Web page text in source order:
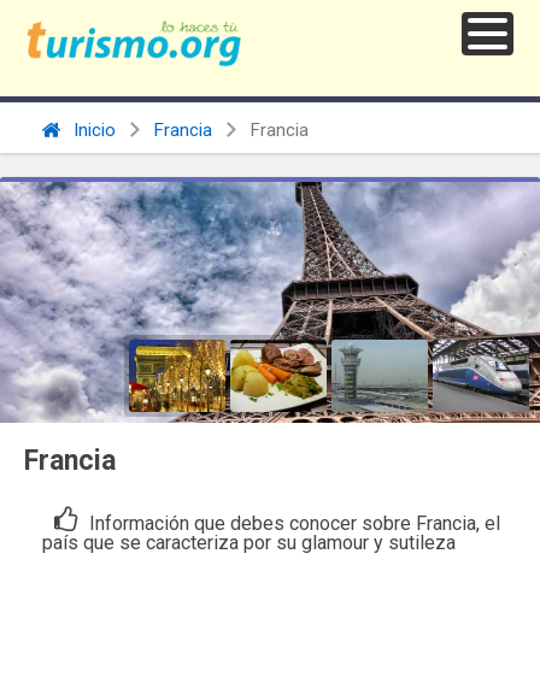
Inicio Francia Francia
Francia
Información que debes conocer sobre Francia, el
país que se caracteriza por su glamour y sutileza